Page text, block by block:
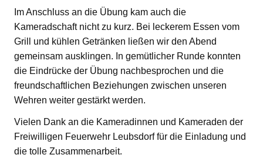
Im Anschluss an die Übung kam auch die
Kameradschaft nicht zu kurz. Bei leckerem Essen vom
Grill und kühlen Getränken ließen wir den Abend
gemeinsam ausklingen. In gemütlicher Runde konnten
die Eindrücke der Übung nachbesprochen und die
freundschaftlichen Beziehungen zwischen unseren
Wehren weiter gestärkt werden.
Vielen Dank an die Kameradinnen und Kameraden der
Freiwilligen Feuerwehr Leubsdorf für die Einladung und
die tolle Zusammenarbeit.